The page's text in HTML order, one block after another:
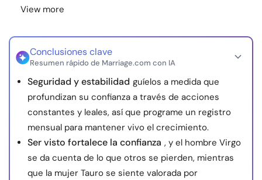
View more
Conclusiones clave
Resumen rápido de Marriage.com con IA
Seguridad y estabilidad guíelos a medida que
profundizan su confianza a través de acciones
constantes y leales, así que programe un registro
mensual para mantener vivo el crecimiento.
Ser visto fortalece la confianza , y el hombre Virgo
se da cuenta de lo que otros se pierden, mientras
que la mujer Tauro se siente valorada por